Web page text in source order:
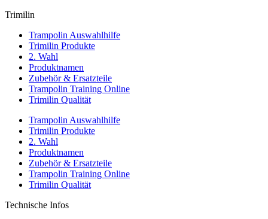
Trimilin
Trampolin Auswahlhilfe
Trimilin Produkte
2. Wahl
Produktnamen
Zubehör & Ersatzteile
Trampolin Training Online
Trimilin Qualität
Trampolin Auswahlhilfe
Trimilin Produkte
2. Wahl
Produktnamen
Zubehör & Ersatzteile
Trampolin Training Online
Trimilin Qualität
Technische Infos